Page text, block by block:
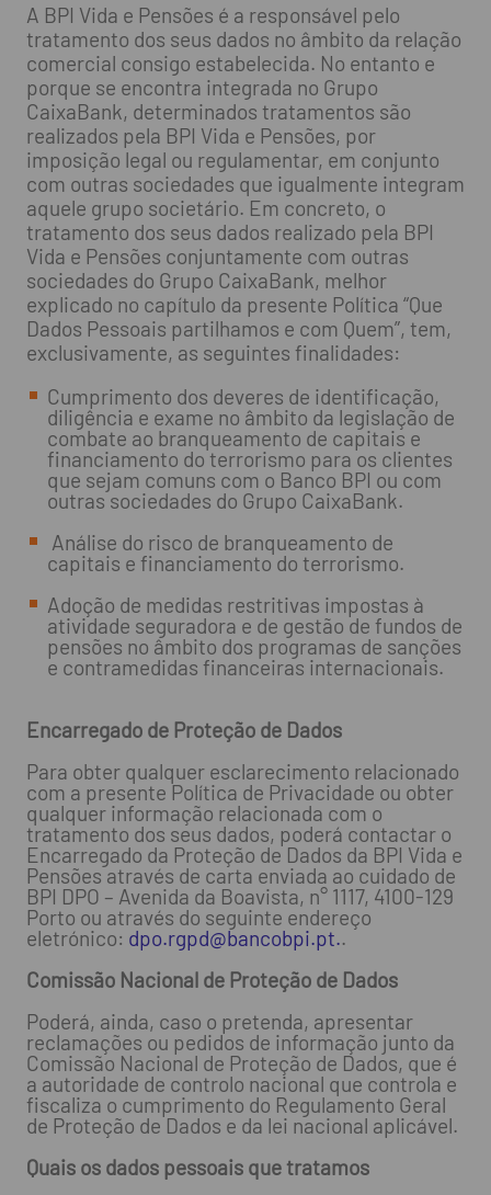
A BPI Vida e Pensões é a responsável pelo
tratamento dos seus dados no âmbito da relação
comercial consigo estabelecida. No entanto e
porque se encontra integrada no Grupo
CaixaBank, determinados tratamentos são
realizados pela BPI Vida e Pensões, por
imposição legal ou regulamentar, em conjunto
com outras sociedades que igualmente integram
aquele grupo societário. Em concreto, o
tratamento dos seus dados realizado pela BPI
Vida e Pensões conjuntamente com outras
sociedades do Grupo CaixaBank, melhor
explicado no capítulo da presente Política “Que
Dados Pessoais partilhamos e com Quem”, tem,
exclusivamente, as seguintes finalidades:
Cumprimento dos deveres de identificação,
diligência e exame no âmbito da legislação de
combate ao branqueamento de capitais e
financiamento do terrorismo para os clientes
que sejam comuns com o Banco BPI ou com
outras sociedades do Grupo CaixaBank.
Análise do risco de branqueamento de
capitais e financiamento do terrorismo.
Adoção de medidas restritivas impostas à
atividade seguradora e de gestão de fundos de
pensões no âmbito dos programas de sanções
e contramedidas financeiras internacionais.
Encarregado de Proteção de Dados
Para obter qualquer esclarecimento relacionado
com a presente Política de Privacidade ou obter
qualquer informação relacionada com o
tratamento dos seus dados, poderá contactar o
Encarregado da Proteção de Dados da BPI Vida e
Pensões através de carta enviada ao cuidado de
BPI DPO – Avenida da Boavista, n° 1117, 4100-129
Porto ou através do seguinte endereço
eletrónico: dpo.rgpd@bancobpi.pt..
Comissão Nacional de Proteção de Dados
Poderá, ainda, caso o pretenda, apresentar
reclamações ou pedidos de informação junto da
Comissão Nacional de Proteção de Dados, que é
a autoridade de controlo nacional que controla e
fiscaliza o cumprimento do Regulamento Geral
de Proteção de Dados e da lei nacional aplicável.
Quais os dados pessoais que tratamos